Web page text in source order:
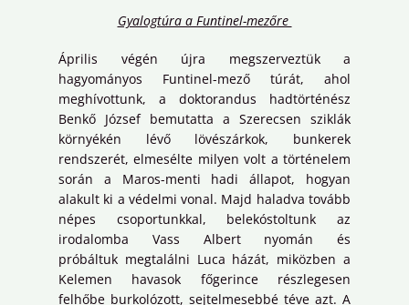
Gyalogtúra a Funtinel-mezőre
Április végén újra megszerveztük a
hagyományos Funtinel-mező túrát, ahol
meghívottunk, a doktorandus hadtörténész
Benkő József bemutatta a Szerecsen sziklák
környékén lévő lövészárkok, bunkerek
rendszerét, elmesélte milyen volt a történelem
során a Maros-menti hadi állapot, hogyan
alakult ki a védelmi vonal. Majd haladva tovább
népes csoportunkkal, belekóstoltunk az
irodalomba Vass Albert nyomán és
próbáltuk megtalálni Luca házát, miközben a
Kelemen havasok főgerince részlegesen
felhőbe burkolózott, sejtelmesebbé téve azt. A